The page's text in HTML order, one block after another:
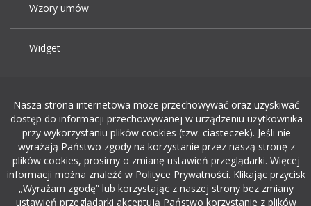
Wzory umów
Widget
Dodaj ogłoszenie o pracę
rekrutacja w it
Nasza strona internetowa może przechowywać oraz uzyskiwać
dostęp do informacji przechowywanej w urządzeniu użytkownika
przy wykorzystaniu plików cookies (tzw. ciasteczek). Jeśli nie
wyrażają Państwo zgody na korzystanie przez naszą stronę z
plików cookies, prosimy o zmianę ustawień przeglądarki. Więcej
informacji można znaleźć w Polityce Prywatności. Klikając przycisk
„Wyrażam zgodę” lub korzystając z naszej strony bez zmiany
ustawień przeglądarki akceptują Państwo korzystanie z plików